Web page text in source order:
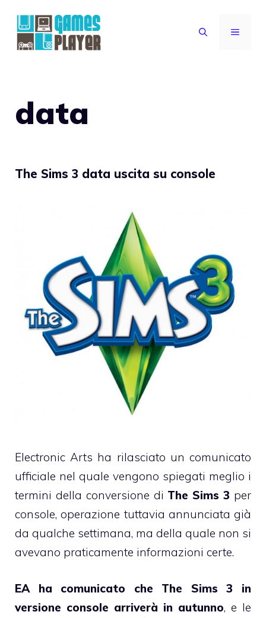
contenuto
MENU
data
The Sims 3 data uscita su console
Electronic Arts ha rilasciato un comunicato
ufficiale nel quale vengono spiegati meglio i
termini della conversione di The Sims 3 per
console, operazione tuttavia annunciata già
da qualche settimana, ma della quale non si
avevano praticamente informazioni certe.
EA ha comunicato che The Sims 3 in
versione console arriverà in autunno, e le